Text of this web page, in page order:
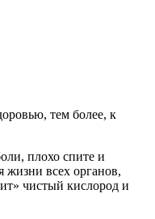
тем более, к
плохо спите и
жизни всех органов,
чистый кислород и